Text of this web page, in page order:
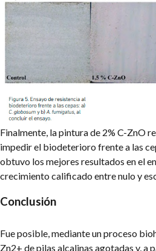
Finalmente, la pintura de 2% C-ZnO
impedir el biodeterioro frente a las
obtuvo los mejores resultados en el
crecimiento calificado entre nulo y
Conclusión
Fue posible, mediante un proceso
Zn2+ de pilas alcalinas agotadas y, a